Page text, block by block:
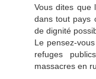
Vous dites que
dans tout pays
de dignité
Le pensez-
refuges
massacres en